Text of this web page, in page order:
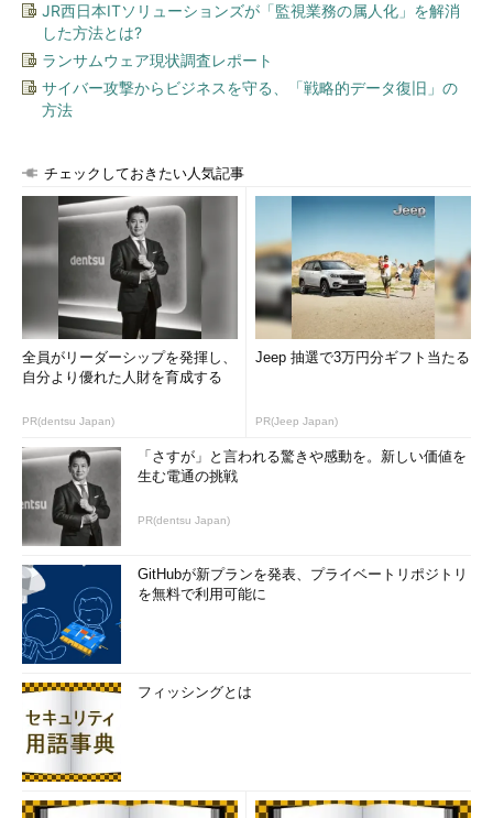
JR西日本ITソリューションズが「監視業務の属人化」を解消
した方法とは?
ランサムウェア現状調査レポート
サイバー攻撃からビジネスを守る、「戦略的データ復旧」の
方法
チェックしておきたい人気記事
全員がリーダーシップを発揮し、
自分より優れた人財を育成する
PR(dentsu Japan)
Jeep 抽選で3万円分ギフト当たる
PR(Jeep Japan)
「さすが」と言われる驚きや感動を。新しい価値を
生む電通の挑戦
PR(dentsu Japan)
GitHubが新プランを発表、プライベートリポジトリ
を無料で利用可能に
フィッシングとは